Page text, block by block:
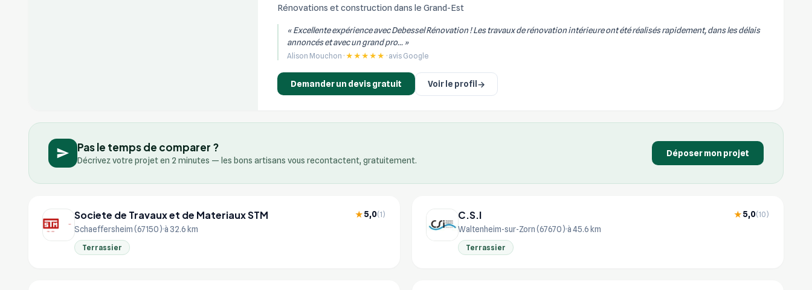
Rénovations et construction dans le Grand-Est
« Excellente expérience avec Debessel Rénovation ! Les travaux de rénovation intérieure ont été réalisés rapidement, dans les délais
annoncés et avec un grand pro... »
Alison Mouchon · ★★★★★ · avis Google
Demander un devis gratuit Voir le profil →
Pas le temps de comparer ?
Décrivez votre projet en 2 minutes — les bons artisans vous recontactent, gratuitement.
Déposer mon projet
Societe de Travaux et de Materiaux STM ★5,0(1)
Schaeffersheim (67150) à 32.6 km
Terrassier
C.S.I ★5,0(10)
Waltenheim-sur-Zorn (67670) à 45.6 km
Terrassier